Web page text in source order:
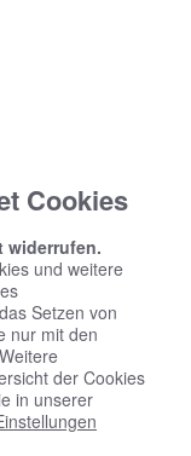
Cookies
widerrufen.
und weitere
Setzen von
nur mit den
der Cookies
in unserer